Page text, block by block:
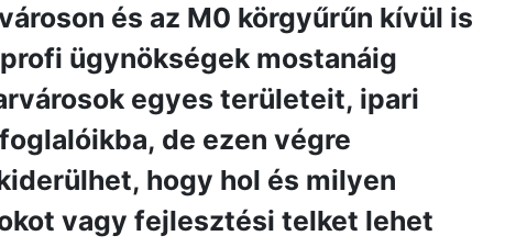
és az M0 körgyűrűn kívül is
ügynökségek mostanáig
egyes területeit, ipari
de ezen végre
hogy hol és milyen
vagy fejlesztési telket lehet